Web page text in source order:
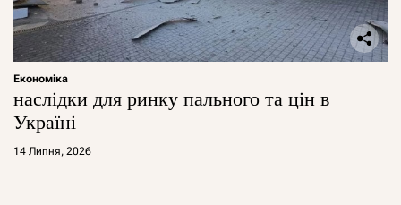
Економіка
наслідки для ринку пального та цін в
Україні
14 Липня, 2026